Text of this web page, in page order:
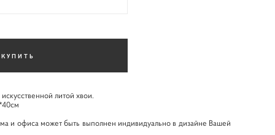
КУПИТЬ
литой хвои.
и офиса может быть выполнен индивидуально в дизайне Вашей